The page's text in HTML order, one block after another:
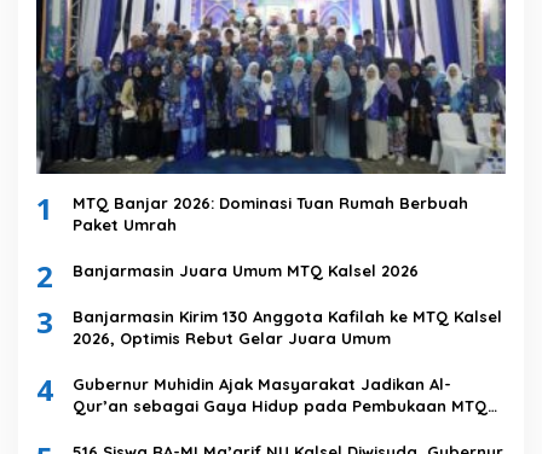
1
MTQ Banjar 2026: Dominasi Tuan Rumah Berbuah
Paket Umrah
2 Banjarmasin Juara Umum MTQ Kalsel 2026
3
Banjarmasin Kirim 130 Anggota Kafilah ke MTQ Kalsel
2026, Optimis Rebut Gelar Juara Umum
4
Gubernur Muhidin Ajak Masyarakat Jadikan Al-
Qur’an sebagai Gaya Hidup pada Pembukaan MTQ